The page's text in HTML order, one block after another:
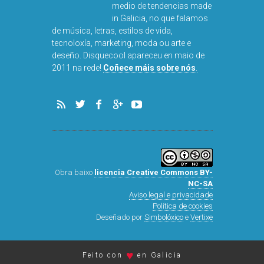
medio de tendencias made
in Galicia, no que falamos
de música, letras, estilos de vida,
tecnoloxía, marketing, moda ou arte e
deseño. Disquecool apareceu en maio de
2011 na rede! Coñece máis sobre nós
Obra baixo licencia Creative Commons BY-
NC-SA
Aviso legal e privacidade
Política de cookies
Deseñado por Simbolóxicoe Vertixe
Feito con ♥ en Galicia